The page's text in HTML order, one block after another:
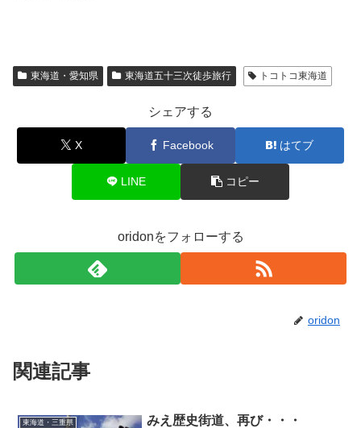
東海道・愛知県 東海道五十三次徒歩旅行 トコトコ東海道
シェアする
X Facebook はてブ
LINE コピー
oridonをフォローする
oridon
関連記事
東海道・三重県 みえ歴史街道、再び・・・